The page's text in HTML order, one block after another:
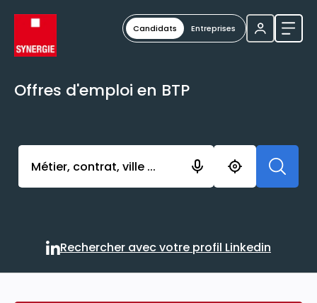
Candidats Entreprises
Offres d'emploi en BTP
Activer l’élément pour lancer l’enregistrement.
Rechercher avec votre
Rechercher avec votre profil Linkedin